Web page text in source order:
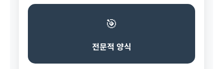
🎯
전문적 양식